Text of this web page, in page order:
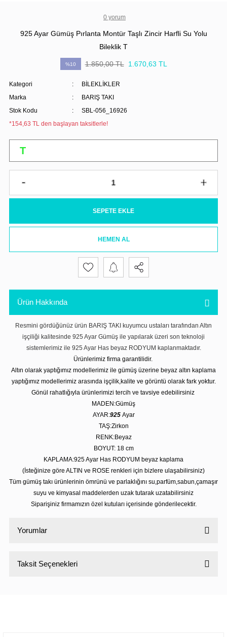
0 yorum
925 Ayar Gümüş Pırlanta Montür Taşlı Zincir Harfli Su Yolu
Bileklik T
%10 1.850,00 TL 1.670,63 TL
Kategori
BİLEKLİKLER
Marka
BARIŞ TAKI
Stok Kodu
SBL-056_16926
*154,63 TL den başlayan taksitlerle!
SEPETE EKLE
HEMEN AL
Ürün Hakkında
Resmini gördüğünüz ürün BARIŞ TAKI kuyumcu ustaları tarafından Altın
işçiliği kalitesinde 925 Ayar Gümüş ile yapılarak üzeri son teknoloji
sistemlerimiz ile 925 Ayar Has beyaz RODYUM kaplanmaktadır.
Ürünlerimiz firma garantilidir.
Altın olarak yaptığımız modellerimiz ile gümüş üzerine beyaz altın kaplama
yaptığımız modellerimiz arasında işçilik,kalite ve görüntü olarak fark yoktur.
Gönül rahatlığıyla ürünlerimizi tercih ve tavsiye edebilirsiniz
MADEN:Gümüş
AYAR:925 Ayar
TAŞ:Zirkon
RENK:Beyaz
BOYUT: 18 cm
KAPLAMA:925 Ayar Has RODYUM beyaz kaplama
(İsteğinize göre ALTIN ve ROSE renkleri için bizlere ulaşabilirsiniz)
Tüm gümüş takı ürünlerinin ömrünü ve parlaklığını su,parfüm,sabun,çamaşır
suyu ve kimyasal maddelerden uzak tutarak uzatabilirsiniz
Siparişiniz firmamızın özel kutuları içerisinde gönderilecektir.
Yorumlar
Taksit Seçenekleri